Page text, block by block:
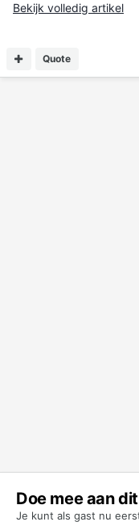
Bekijk volledig artikel
Quote
Doe mee aan
Je kunt als gast nu